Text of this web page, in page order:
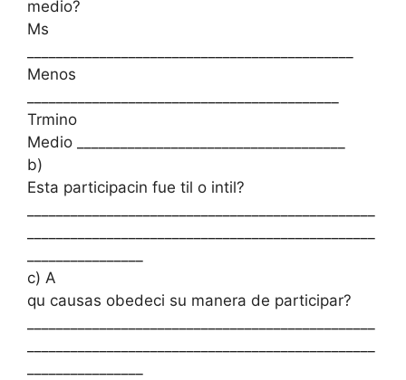
medio?
Ms
Menos
Trmino
Medio _____________________________________
b)
Esta participacin fue til o intil?
c) A
qu causas obedeci su manera de participar?